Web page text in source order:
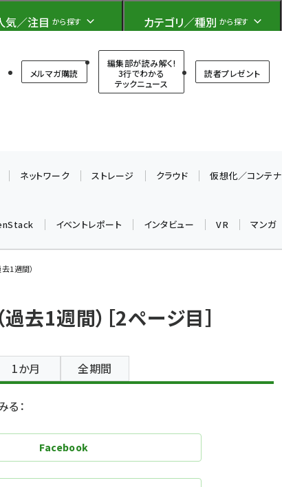
メルマガ購読
編集部が読み解く!
3行でわかる
テックニュース
読者プレゼント
ト）
気／注目 から探す カテゴリ／種別 から探す
ネットワーク ストレージ クラウド 仮想化／コンテナ
イベントレポート インタビュー VR マンガ
1週間）
去1週間）［2ページ目］
1か月 全期間
：
Facebook